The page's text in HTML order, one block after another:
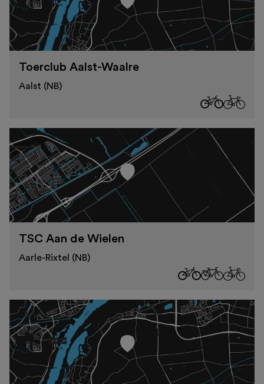
Toerclub Aalst-Waalre
Aalst (NB)
TSC Aan de Wielen
Aarle-Rixtel (NB)